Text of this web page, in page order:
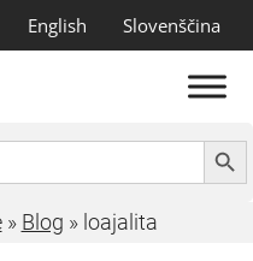
English Slovenščina
Search
» Blog » loajalita